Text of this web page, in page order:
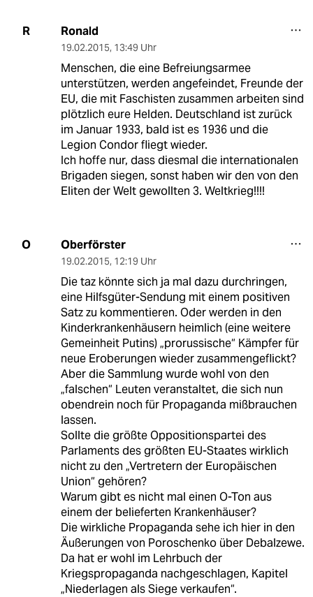
R Ronald
19.02.2015, 13:49 Uhr
Menschen, die eine Befreiungsarmee
unterstützen, werden angefeindet, Freunde der
EU, die mit Faschisten zusammen arbeiten sind
plötzlich eure Helden. Deutschland ist zurück
im Januar 1933, bald ist es 1936 und die
Legion Condor fliegt wieder.
Ich hoffe nur, dass diesmal die internationalen
Brigaden siegen, sonst haben wir den von den
Eliten der Welt gewollten 3. Weltkrieg!!!!
O Oberförster
19.02.2015, 12:19 Uhr
Die taz könnte sich ja mal dazu durchringen,
eine Hilfsgüter-Sendung mit einem positiven
Satz zu kommentieren. Oder werden in den
Kinderkrankenhäusern heimlich (eine weitere
Gemeinheit Putins) „prorussische“ Kämpfer für
neue Eroberungen wieder zusammengeflickt?
Aber die Sammlung wurde wohl von den
„falschen“ Leuten veranstaltet, die sich nun
obendrein noch für Propaganda mißbrauchen
lassen.
Sollte die größte Oppositionspartei des
Parlaments des größten EU-Staates wirklich
nicht zu den „Vertretern der Europäischen
Union“ gehören?
Warum gibt es nicht mal einen O-Ton aus
einem der belieferten Krankenhäuser?
Die wirkliche Propaganda sehe ich hier in den
Äußerungen von Poroschenko über Debalzewe.
Da hat er wohl im Lehrbuch der
Kriegspropaganda nachgeschlagen, Kapitel
„Niederlagen als Siege verkaufen“.